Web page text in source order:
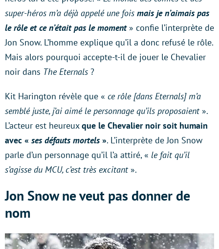
super-héros m’a déjà appelé une fois mais je n’aimais pas
le rôle et ce n’était pas le moment» confie l’interprète de
Jon Snow. L’homme explique qu’il a donc refusé le rôle.
Mais alors pourquoi accepte-t-il de jouer le Chevalier
noir dans The Eternals ?
Kit Harington révèle que « ce rôle [dans Eternals] m’a
semblé juste, j’ai aimé le personnage qu’ils proposaient».
L’acteur est heureuxque le Chevalier noir soit humain
avec « ses défauts mortels ». L’interprète de Jon Snow
parle d’un personnage qu’il l’a attiré, « le fait qu’il
s’agisse du MCU, c’est très excitant ».
Jon Snow ne veut pas donner de
nom